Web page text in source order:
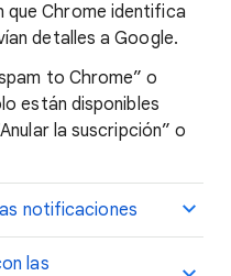
que Chrome identifica
detalles a Google.
to Chrome” o
están disponibles
la suscripción” o
notificaciones
las